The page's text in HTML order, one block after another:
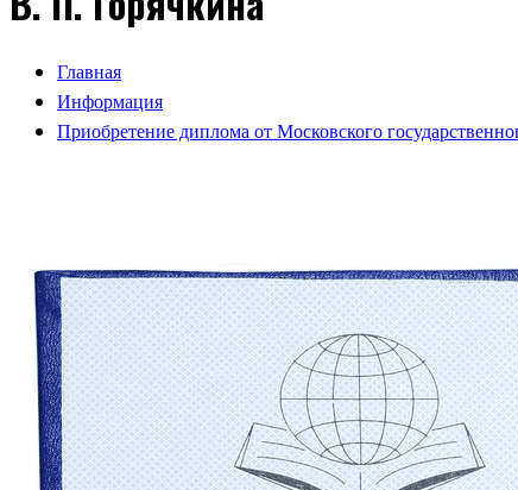
Главная
Информация
Приобретение диплома от Московского